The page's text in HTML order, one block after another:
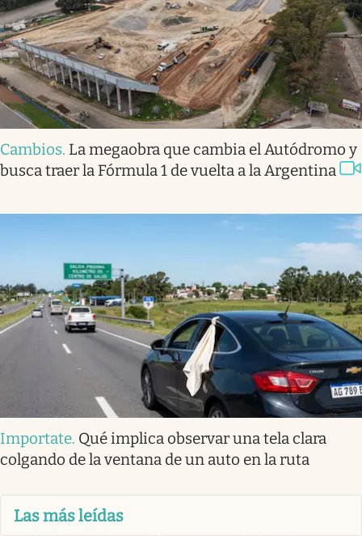
Cambios. La megaobra que cambia el Autódromo y
busca traer la Fórmula 1 de vuelta a la Argentina
Importate. Qué implica observar una tela clara
colgando de la ventana de un auto en la ruta
Las más leídas